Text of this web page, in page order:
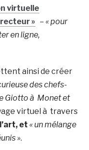
virtuelle
» – « pour
en ligne,
ainsi de créer
des chefs-
Giotto à Monet et
virtuel à travers
et « un mélange
».